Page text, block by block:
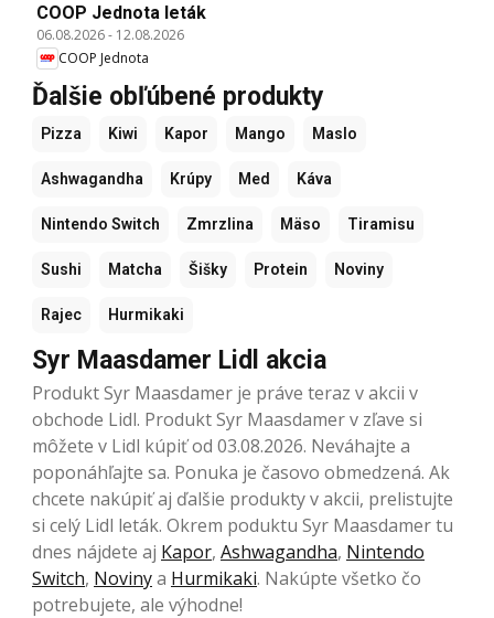
COOP Jednota leták
06.08.2026- 12.08.2026
COOP Jednota
Ďalšie obľúbené produkty
Pizza Kiwi Kapor Mango Maslo
Ashwagandha Krúpy Med Káva
Nintendo Switch Zmrzlina Mäso Tiramisu
Sushi Matcha Šišky Protein Noviny
Rajec Hurmikaki
Syr Maasdamer Lidl akcia
Produkt Syr Maasdamer je práve teraz v akcii v
obchode Lidl. Produkt Syr Maasdamer v zľave si
môžete v Lidl kúpiť od 03.08.2026. Neváhajte a
poponáhľajte sa. Ponuka je časovo obmedzená. Ak
chcete nakúpiť aj ďalšie produkty v akcii, prelistujte
si celý Lidl leták. Okrem poduktu Syr Maasdamer tu
dnes nájdete aj Kapor, Ashwagandha, Nintendo
Switch, Novinya Hurmikaki. Nakúpte všetko čo
potrebujete, ale výhodne!